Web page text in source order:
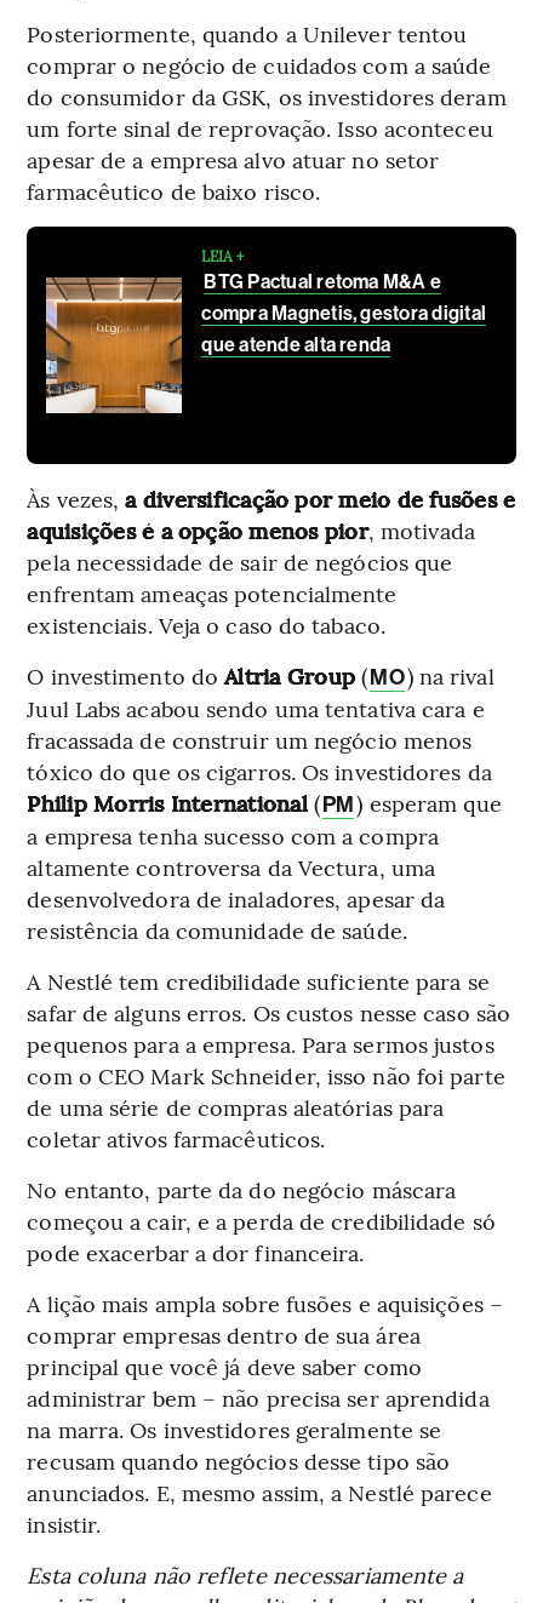
Posteriormente, quando a Unilever tentou
comprar o negócio de cuidados com a saúde
do consumidor da GSK, os investidores deram
um forte sinal de reprovação. Isso aconteceu
apesar de a empresa alvo atuar no setor
farmacêutico de baixo risco.
LEIA +
BTG Pactual retoma M&A e
compra Magnetis, gestora digital
que atende alta renda
Às vezes,a diversificação por meio de fusões e
aquisições é a opção menos pior, motivada
pela necessidade de sair de negócios que
enfrentam ameaças potencialmente
existenciais. Veja o caso do tabaco.
O investimento doAltria Group(MO) na rival
Juul Labs acabou sendo uma tentativa cara e
fracassada de construir um negócio menos
tóxico do que os cigarros. Os investidores da
Philip Morris International(PM) esperam que
a empresa tenha sucesso com a compra
altamente controversa da Vectura, uma
desenvolvedora de inaladores, apesar da
resistência da comunidade de saúde.
A Nestlé tem credibilidade suficiente para se
safar de alguns erros. Os custos nesse caso são
pequenos para a empresa. Para sermos justos
com o CEO Mark Schneider, isso não foi parte
de uma série de compras aleatórias para
coletar ativos farmacêuticos.
No entanto, parte da do negócio máscara
começou a cair, e a perda de credibilidade só
pode exacerbar a dor financeira.
A lição mais ampla sobre fusões e aquisições –
comprar empresas dentro de sua área
principal que você já deve saber como
administrar bem – não precisa ser aprendida
na marra. Os investidores geralmente se
recusam quando negócios desse tipo são
anunciados. E, mesmo assim, a Nestlé parece
insistir.
Esta coluna não reflete necessariamente a